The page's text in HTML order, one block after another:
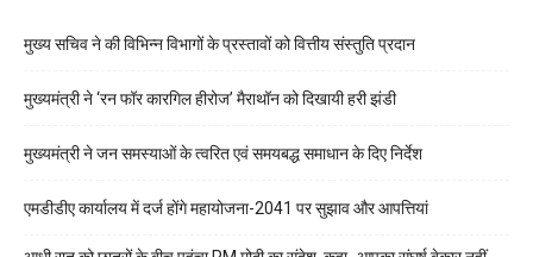
मुख्य सचिव ने की विभिन्न विभागों के प्रस्तावों को वित्तीय संस्तुति प्रदान
मुख्यमंत्री ने ‘रन फॉर कारगिल हीरोज’ मैराथॉन को दिखायी हरी झंडी
मुख्यमंत्री ने जन समस्याओं के त्वरित एवं समयबद्ध समाधान के दिए निर्देश
एमडीडीए कार्यालय में दर्ज होंगे महायोजना-2041 पर सुझाव और आपत्तियां